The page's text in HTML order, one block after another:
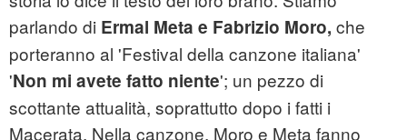
parlando di Ermal Meta e Fabrizio Moro, che
porteranno al 'Festival della canzone italiana'
'Non mi avete fatto niente'; un pezzo di
scottante attualità, soprattutto dopo i fatti i
Macerata. Nella canzone, Moro e Meta fanno